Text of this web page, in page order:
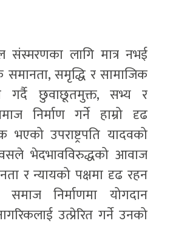
लागि मात्र नभई
समानता, समृद्धि र सामाजिक
गर्दै छुवाछूतमुक्त, सभ्य र
निर्माण गर्ने हाम्रो दृढ
भएको उपराष्ट्रपति यादवको
भेदभावविरुद्धको आवाज
र न्यायको पक्षमा दृढ रहन
निर्माणमा योगदान
उत्प्रेरित गर्ने उनको